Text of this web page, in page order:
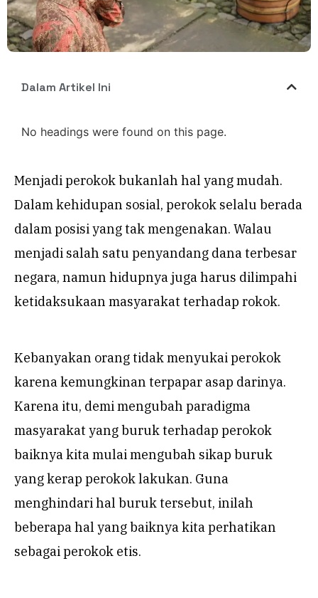
Dalam Artikel Ini
No headings were found on this page.
Menjadi perokok bukanlah hal yang mudah.
Dalam kehidupan sosial, perokok selalu berada
dalam posisi yang tak mengenakan. Walau
menjadi salah satu penyandang dana terbesar
negara, namun hidupnya juga harus dilimpahi
ketidaksukaan masyarakat terhadap rokok.
Kebanyakan orang tidak menyukai perokok
karena kemungkinan terpapar asap darinya.
Karena itu, demi mengubah paradigma
masyarakat yang buruk terhadap perokok
baiknya kita mulai mengubah sikap buruk
yang kerap perokok lakukan. Guna
menghindari hal buruk tersebut, inilah
beberapa hal yang baiknya kita perhatikan
sebagai perokok etis.